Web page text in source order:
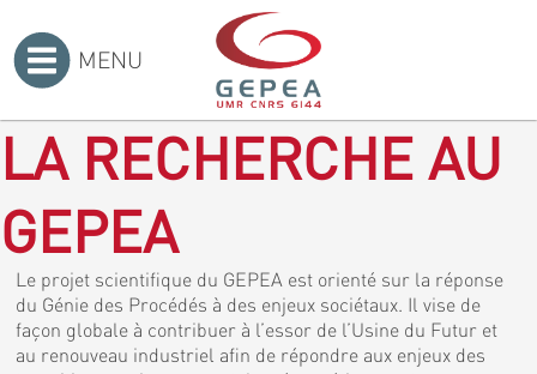
MENU
LA RECHERCHE AU
GEPEA
Le projet scientifique du GEPEA est orienté sur la réponse
du Génie des Procédés à des enjeux sociétaux. Il vise de
façon globale à contribuer à l’essor de l’Usine du Futur et
au renouveau industriel afin de répondre aux enjeux des